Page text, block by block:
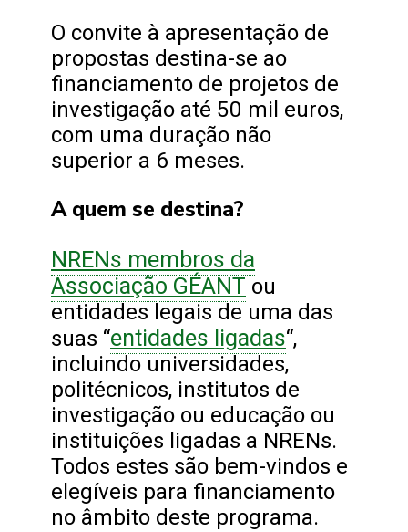
O convite à apresentação de
propostas destina-se ao
financiamento de projetos de
investigação até 50 mil euros,
com uma duração não
superior a 6 meses.
A quem se destina?
NRENs membros da
Associação GÉANT ou
entidades legais de uma das
suas “entidades ligadas“,
incluindo universidades,
politécnicos, institutos de
investigação ou educação ou
instituições ligadas a NRENs.
Todos estes são bem-vindos e
elegíveis para financiamento
no âmbito deste programa.